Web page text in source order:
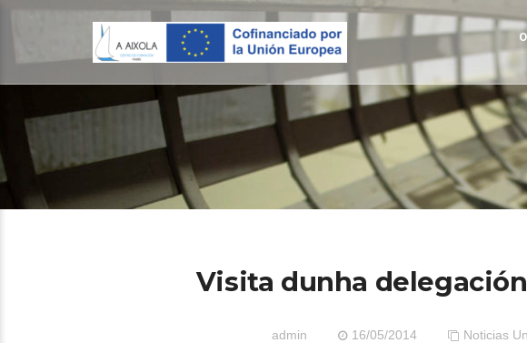
Visita dunha
admin 16/05/2014 Noticias